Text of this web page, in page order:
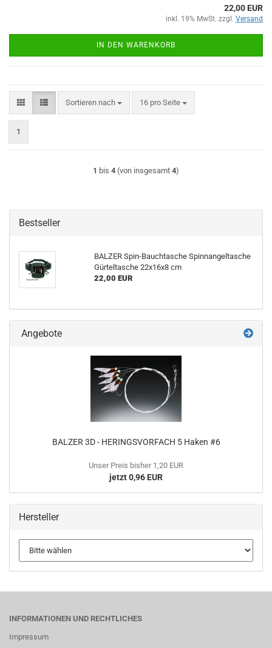
22,00 EUR
inkl. 19% MwSt. zzgl. Versand
IN DEN WARENKORB
Sortieren nach
Sortieren nach 16 pro Seite
pro Seite
1
1 bis 4 (von insgesamt 4)
Bestseller
BALZER Spin-Bauchtasche Spinnangeltasche
Gürteltasche 22x16x8 cm
22,00 EUR
Angebote
BALZER 3D - HERINGSVORFACH 5 Haken #6
Unser Preis bisher 1,20 EUR
jetzt 0,96 EUR
Hersteller
INFORMATIONEN UND RECHTLICHES
Impressum